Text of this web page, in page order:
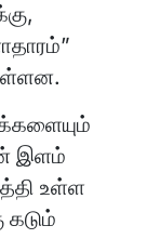
இளம்
உள்ள
கடும்